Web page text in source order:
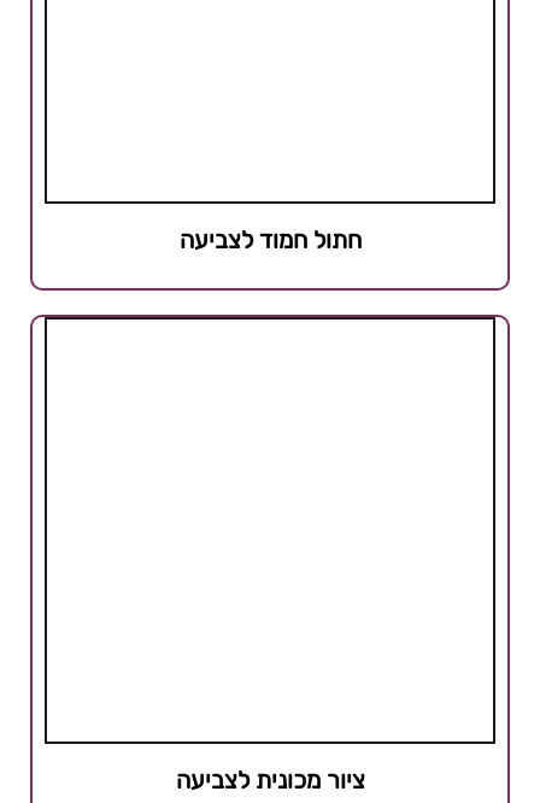
חתול חמוד לצביעה
ציור מכונית לצביעה